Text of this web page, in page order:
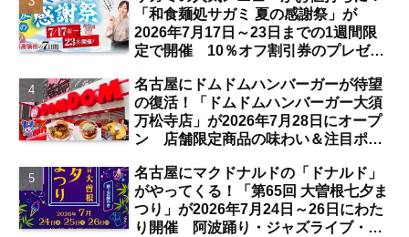
「和食麺処サガミ 夏の感謝祭」が
2026年7月17日～23日までの1週間限
定で開催 10％オフ割引券のプレゼン
名古屋にドムドムハンバーガーが待望
の復活！「ドムドムハンバーガー大須
万松寺店」が2026年7月28日にオープ
ン 店舗限定商品の味わい＆注目ポイ
津／独自取材】
名古屋にマクドナルドの「ドナルド」
がやってくる！「第65回 大曽根七夕ま
つり」が2026年7月24日～26日にわた
り開催 阿波踊り・ジャズライブ・道